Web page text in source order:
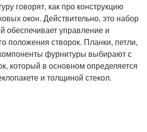
говорят, как про конструкцию
окон. Действительно, это набор
обеспечивает управление и
положения створок. Планки, петли,
фурнитуры выбирают с
который в основном определяется
и толщиной стекол.